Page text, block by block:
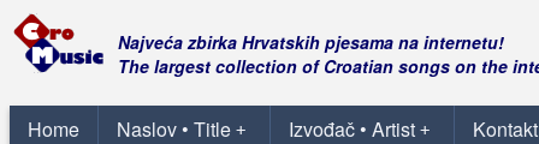
Najveća zbirka Hrvatskih pjesama na internetu!
The largest collection of Croatian songs on the
Home +
Naslov • Title +
Izvođač • Artist
Brajdaši
Brajša Rašan, Matko
Brajša, Tomislav